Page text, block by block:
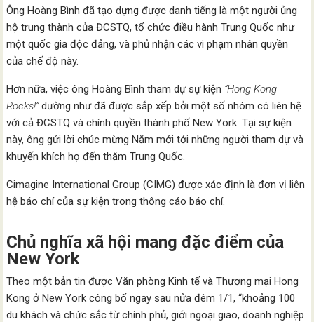
Ông Hoàng Bình đã tạo dựng được danh tiếng là một người ủng
hộ trung thành của ĐCSTQ, tổ chức điều hành Trung Quốc như
một quốc gia độc đảng, và phủ nhận các vi phạm nhân quyền
của chế độ này.
Hơn nữa, việc ông Hoàng Bình tham dự sự kiện “Hong Kong
Rocks!”dường như đã được sắp xếp bởi một số nhóm có liên hệ
với cả ĐCSTQ và chính quyền thành phố New York. Tại sự kiện
này, ông gửi lời chúc mừng Năm mới tới những người tham dự và
khuyến khích họ đến thăm Trung Quốc.
Cimagine International Group (CIMG) được xác định là đơn vị liên
hệ báo chí của sự kiện trong thông cáo báo chí.
Chủ nghĩa xã hội mang đặc điểm của
New York
Theo một bản tin được Văn phòng Kinh tế và Thương mại Hong
Kong ở New York công bố ngay sau nửa đêm 1/1, “khoảng 100
du khách và chức sắc từ chính phủ, giới ngoại giao, doanh nghiệp